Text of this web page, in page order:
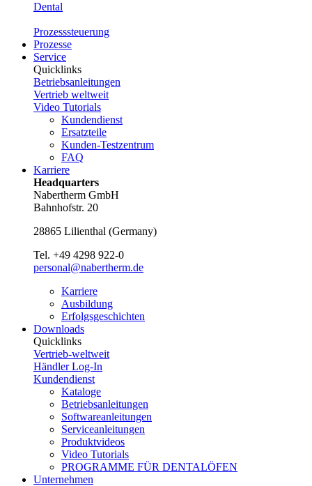
Dental
Prozesssteuerung
Prozesse
Service
Quicklinks
Betriebsanleitungen
Vertrieb weltweit
Video Tutorials
Kundendienst
Ersatzteile
Kunden-Testzentrum
FAQ
Karriere
Headquarters
Nabertherm GmbH
Bahnhofstr. 20
28865 Lilienthal (Germany)
Tel. +49 4298 922-0
personal@nabertherm.de
Karriere
Ausbildung
Erfolgsgeschichten
Downloads
Quicklinks
Vertrieb-weltweit
Händler Log-In
Kundendienst
Kataloge
Betriebsanleitungen
Softwareanleitungen
Serviceanleitungen
Produktvideos
Video Tutorials
PROGRAMME FÜR DENTALÖFEN
Unternehmen